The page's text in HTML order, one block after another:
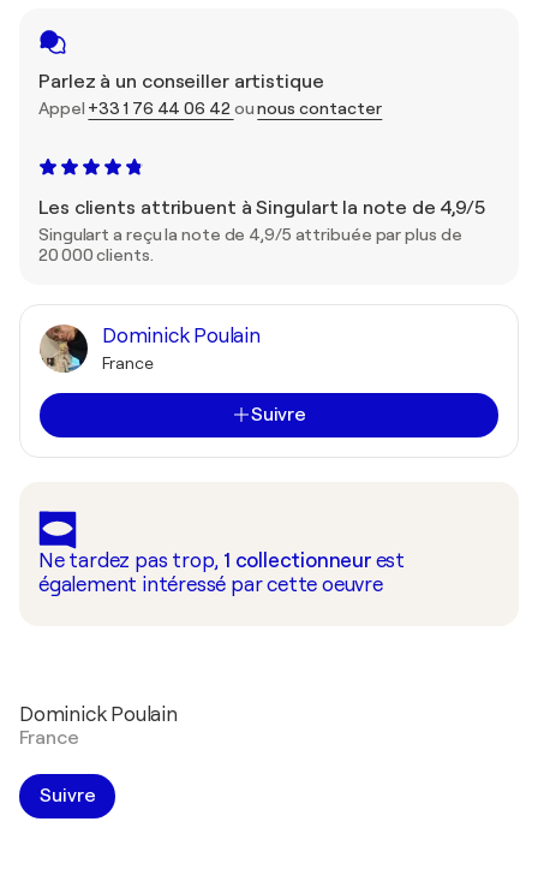
Parlez à un conseiller artistique
Appel +33 1 76 44 06 42 ounous contacter
Les clients attribuent à Singulart la note de 4,9/5
Singulart a reçu la note de 4,9/5 attribuée par plus de
20 000 clients.
Dominick Poulain
France
Suivre
Ne tardez pas trop, 1 collectionneur est
également intéressé par cette oeuvre
Dominick Poulain
France
Suivre